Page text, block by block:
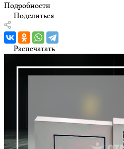
Подробности
Поделиться
Распечатать